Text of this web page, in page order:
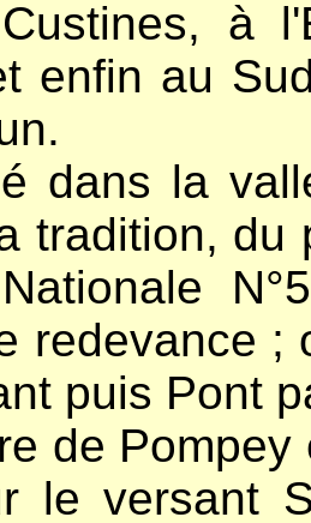
à
enfin au
dans la
tradition, du
redevance ;
puis Pont
de
le versant